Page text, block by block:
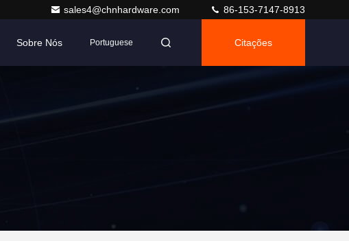
sales4@chnhardware.com 86-153-7147-8913
Sobre Nós Portuguese Citações